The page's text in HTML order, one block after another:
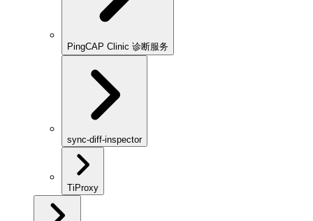
PingCAP Clinic 诊断服务
sync-diff-inspector
TiProxy